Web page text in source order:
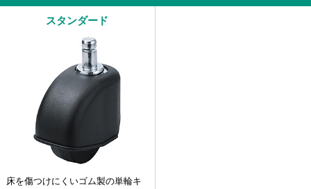
スタンダード
床を傷つけにくいゴム製の単輪キ